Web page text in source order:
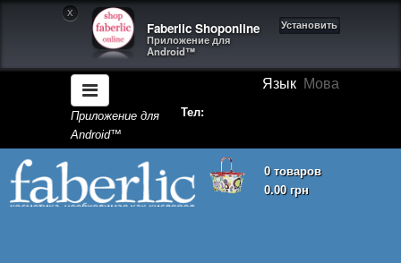
X
Faberlic Shoponline
Приложение для
Android™
Установить
Язык Мова
Приложение для
Android™
Тел:
0 товаров
0.00 грн
Корзина покупок пуста!